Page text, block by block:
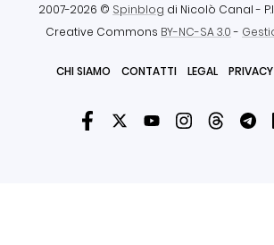
2007-2026 © Spinblog di Nicolò Canal -
Creative Commons BY-NC-SA 3.0-
CHI SIAMO CONTATTI LEGAL PRIVACY